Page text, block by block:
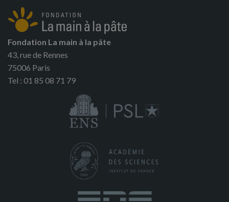
Fondation La main à la pâte
43, rue de Rennes
75006 Paris
Tel : 01 85 08 71 79